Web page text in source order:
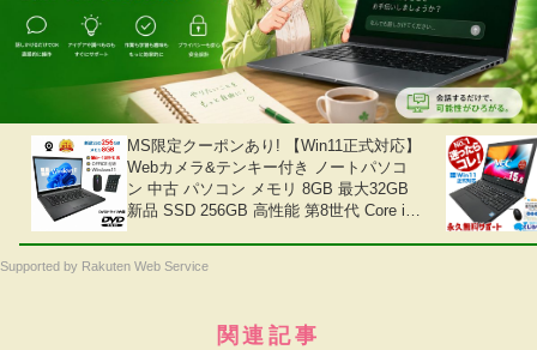
MS限定クーポンあり! 【Win11正式対応】
Webカメラ&テンキー付き ノートパソコ
ン 中古 パソコン メモリ 8GB 最大32GB
新品 SSD 256GB 高性能 第8世代 Core i5
15.6型 無線LAN office付き 2026 福袋 ギ
Supported by Rakuten Web Service
関連記事